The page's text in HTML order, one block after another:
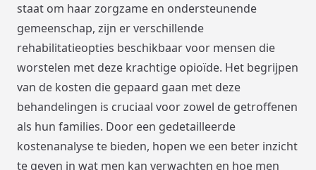
staat om haar zorgzame en ondersteunende
gemeenschap, zijn er verschillende
rehabilitatieopties beschikbaar voor mensen die
worstelen met deze krachtige opioïde. Het begrijpen
van de kosten die gepaard gaan met deze
behandelingen is cruciaal voor zowel de getroffenen
als hun families. Door een gedetailleerde
kostenanalyse te bieden, hopen we een beter inzicht
te geven in wat men kan verwachten en hoe men